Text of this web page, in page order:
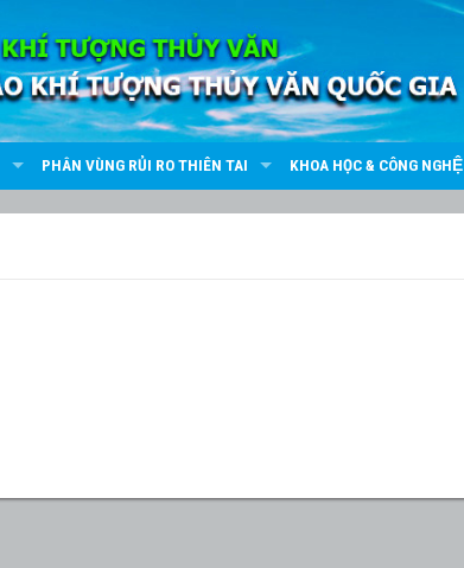
PHÂN VÙNG RỦI RO THIÊN TAI KHOA HỌC & CÔNG NGHỆ